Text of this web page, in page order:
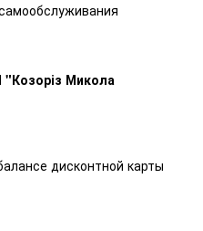
Микола
дисконтной карты